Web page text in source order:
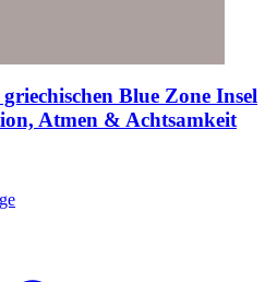
Blue Zone Insel
Atmen & Achtsamkeit